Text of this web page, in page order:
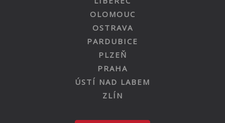
OLOMOUC
OSTRAVA
PARDUBICE
PLZEŇ
PRAHA
ÚSTÍ NAD LABEM
ZLÍN